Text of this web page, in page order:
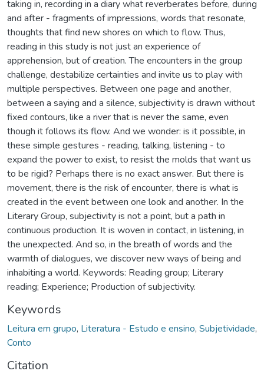
taking in, recording in a diary what reverberates before, during
and after - fragments of impressions, words that resonate,
thoughts that find new shores on which to flow. Thus,
reading in this study is not just an experience of
apprehension, but of creation. The encounters in the group
challenge, destabilize certainties and invite us to play with
multiple perspectives. Between one page and another,
between a saying and a silence, subjectivity is drawn without
fixed contours, like a river that is never the same, even
though it follows its flow. And we wonder: is it possible, in
these simple gestures - reading, talking, listening - to
expand the power to exist, to resist the molds that want us
to be rigid? Perhaps there is no exact answer. But there is
movement, there is the risk of encounter, there is what is
created in the event between one look and another. In the
Literary Group, subjectivity is not a point, but a path in
continuous production. It is woven in contact, in listening, in
the unexpected. And so, in the breath of words and the
warmth of dialogues, we discover new ways of being and
inhabiting a world. Keywords: Reading group; Literary
reading; Experience; Production of subjectivity.
Keywords
Leitura em grupo, Literatura - Estudo e ensino, Subjetividade,
Conto
Citation